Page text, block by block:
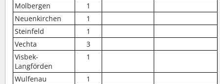
Molbergen
1
Neuenkirchen
1
Steinfeld
1
Vechta
3
Visbek-
Langförden
1
Wulfenau
1